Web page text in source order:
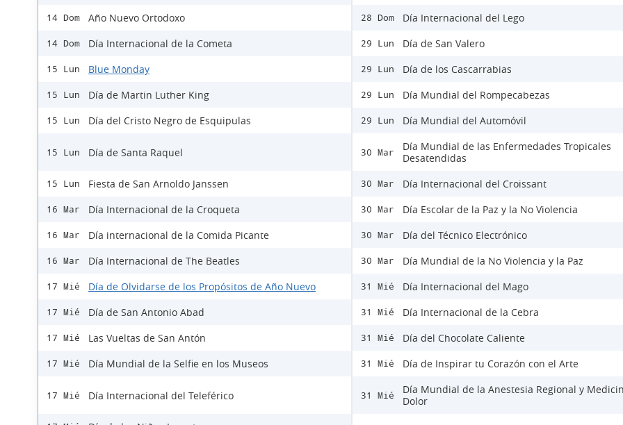
14 Dom Año Nuevo Ortodoxo
14 Dom Día Internacional de la Cometa
15 Lun Blue Monday
15 Lun Día de Martin Luther King
15 Lun Día del Cristo Negro de Esquipulas
15 Lun Día de Santa Raquel
15 Lun Fiesta de San Arnoldo Janssen
16 Mar Día Internacional de la Croqueta
16 Mar Día internacional de la Comida Picante
16 Mar Día Internacional de The Beatles
17 Mié Día de Olvidarse de los Propósitos de Año Nuevo
17 Mié Día de San Antonio Abad
17 Mié Las Vueltas de San Antón
17 Mié Día Mundial de la Selfie en los Museos
17 Mié Día Internacional del Teleférico
28 Dom Día Internacional del Lego
29 Lun Día de San Valero
29 Lun Día de los Cascarrabias
29 Lun Día Mundial del Rompecabezas
29 Lun Día Mundial del Automóvil
30 Mar
Día Mundial de las Enfermedades Tropicales
Desatendidas
30 Mar Día Internacional del Croissant
30 Mar Día Escolar de la Paz y la No Violencia
30 Mar Día del Técnico Electrónico
30 Mar Día Mundial de la No Violencia y la Paz
31 Mié Día Internacional del Mago
31 Mié Día Internacional de la Cebra
31 Mié Día del Chocolate Caliente
31 Mié Día de Inspirar tu Corazón con el Arte
31 Mié
Día Mundial de la Anestesia Regional y
Dolor